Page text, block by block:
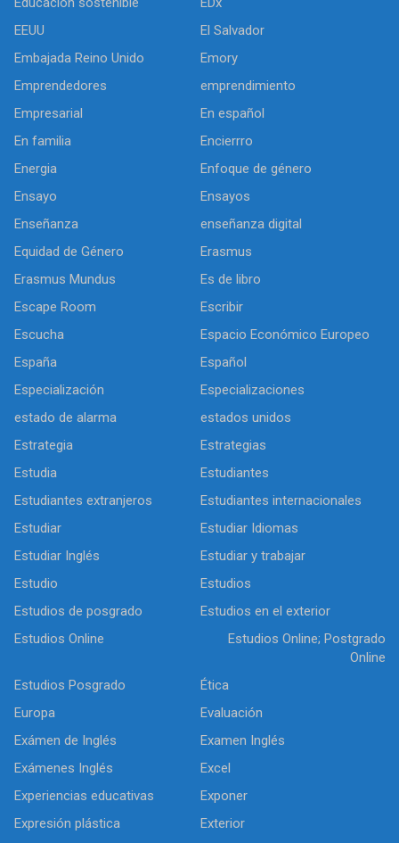
EEUU
El Salvador
Embajada Reino Unido
Emory
Emprendedores
emprendimiento
Empresarial
En español
En familia
Encierrro
Energia
Enfoque de género
Ensayo
Ensayos
Enseñanza
enseñanza digital
Equidad de Género
Erasmus
Erasmus Mundus
Es de libro
Escape Room
Escribir
Escucha
Espacio Económico Europeo
España
Español
Especialización
Especializaciones
estado de alarma
estados unidos
Estrategia
Estrategias
Estudia
Estudiantes
Estudiantes extranjeros
Estudiantes internacionales
Estudiar
Estudiar Idiomas
Estudiar Inglés
Estudiar y trabajar
Estudio
Estudios
Estudios de posgrado
Estudios en el exterior
Estudios Online
Estudios Online; Postgrado
Online
Estudios Posgrado
Ética
Europa
Evaluación
Exámen de Inglés
Examen Inglés
Exámenes Inglés
Excel
Experiencias educativas
Exponer
Expresión plástica
Exterior